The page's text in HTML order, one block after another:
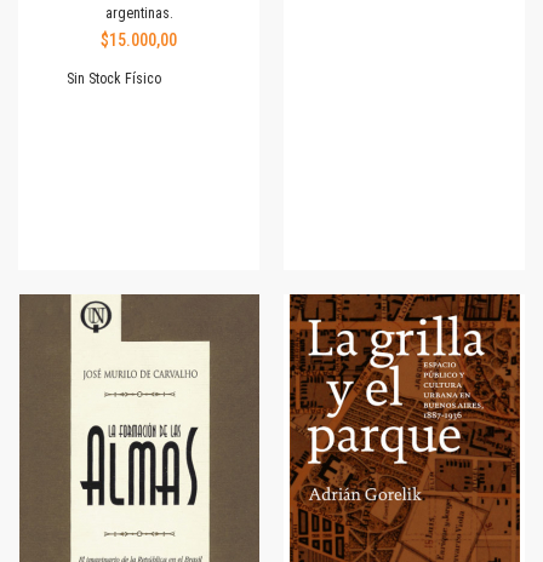
argentinas.
$15.000,00
Sin Stock Físico